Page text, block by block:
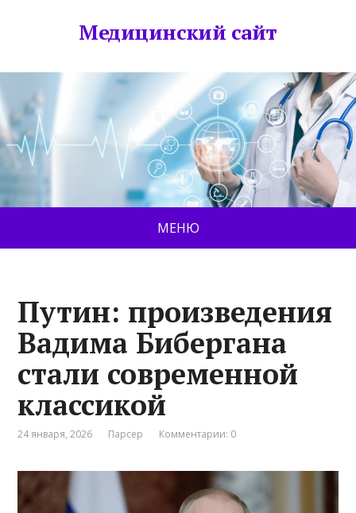
Медицинский сайт
МЕНЮ
Путин: произведения
Вадима Бибергана
стали современной
классикой
24 января, 2026 Парсер Комментарии: 0